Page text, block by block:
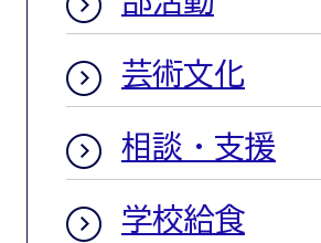
芸術文化
相談・支援
学校給食